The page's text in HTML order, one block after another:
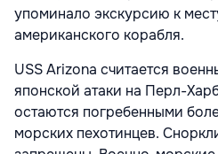
упоминало экскурсию к
американского корабля.
USS Arizona считается
японской атаки на Перл-
остаются погребенными
морских пехотинцев.